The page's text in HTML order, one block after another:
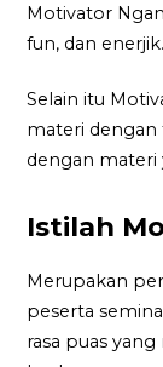
Motivator
fun, dan enerjik.
Selain itu
materi dengan
dengan materi
Istilah
Merupakan
peserta
rasa puas